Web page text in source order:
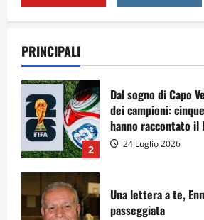
PRINCIPALI
A Sergio, dal
2
Dal sogno di Capo
dei campioni:
hanno raccontato il
24 Luglio 2026
Una lettera a te,
passeggiata